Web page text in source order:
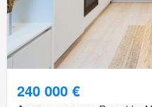
240 000 €